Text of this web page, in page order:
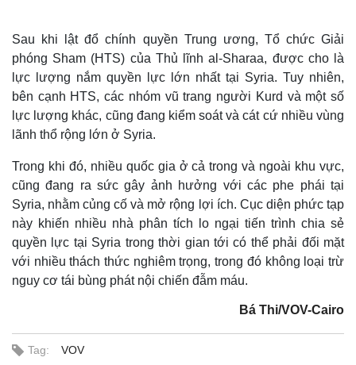
Quan sát
Cuộc sống đó đây
Hồ sơ
Ảnh
E-Magazine
Infographic
Sau khi lật đổ chính quyền Trung ương, Tổ chức Giải
phóng Sham (HTS) của Thủ lĩnh al-Sharaa, được cho là
lực lượng nắm quyền lực lớn nhất tại Syria. Tuy nhiên,
bên cạnh HTS, các nhóm vũ trang người Kurd và một số
lực lượng khác, cũng đang kiểm soát và cát cứ nhiều vùng
lãnh thổ rộng lớn ở Syria.
Trong khi đó, nhiều quốc gia ở cả trong và ngoài khu vực,
cũng đang ra sức gây ảnh hưởng với các phe phái tại
Syria, nhằm củng cố và mở rộng lợi ích. Cục diện phức tạp
này khiến nhiều nhà phân tích lo ngại tiến trình chia sẻ
quyền lực tại Syria trong thời gian tới có thể phải đối mặt
với nhiều thách thức nghiêm trọng, trong đó không loại trừ
nguy cơ tái bùng phát nội chiến đẫm máu.
Bá Thi/VOV-Cairo
Tag: VOV